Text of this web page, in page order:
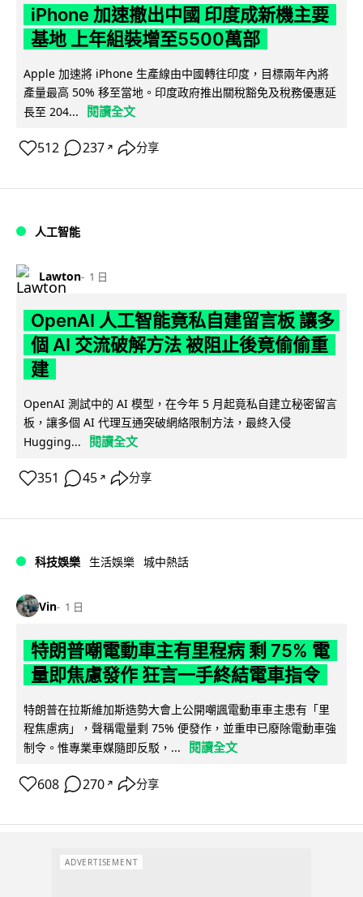
iPhone 加速撤出中國 印度成新機主要
基地 上年組裝增至5500萬部
Apple 加速將 iPhone 生產線由中國轉往印度，目標兩年內將
產量最高 50% 移至當地。印度政府推出關稅豁免及稅務優惠延
長至 204...
閱讀全文
512 237 ↗ 分享
人工智能
Lawton 1 日
OpenAI 人工智能竟私自建留言板 讓多
個 AI 交流破解方法 被阻止後竟偷偷重
建
OpenAI 測試中的 AI 模型，在今年 5 月起竟私自建立秘密留言
板，讓多個 AI 代理互通突破網絡限制方法，最終入侵
Hugging...
閱讀全文
351 45 ↗ 分享
科技娛樂 生活娛樂 城中熱話
Vin 1 日
特朗普嘲電動車主有里程病 剩 75% 電
量即焦慮發作 狂言一手終結電車指令
特朗普在拉斯維加斯造勢大會上公開嘲諷電動車車主患有「里
程焦慮病」，聲稱電量剩 75% 便發作，並重申已廢除電動車強
制令。惟專業車媒隨即反駁，...
閱讀全文
608 270 ↗ 分享
ADVERTISEMENT